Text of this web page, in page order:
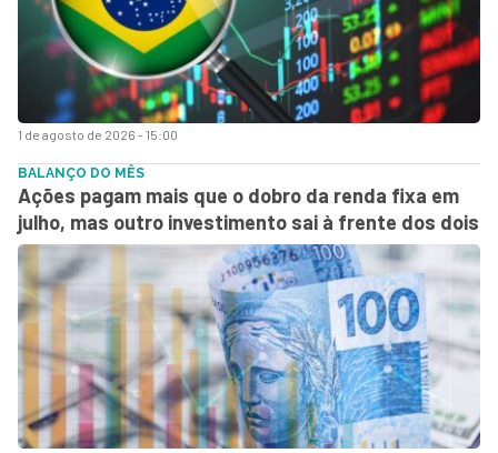
1 de agosto de 2026 - 15:00
BALANÇO DO MÊS
Ações pagam mais que o dobro da renda fixa em
julho, mas outro investimento sai à frente dos dois